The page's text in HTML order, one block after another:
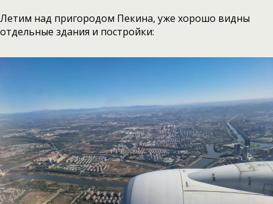
Летим над пригородом Пекина, уже хорошо видны
отдельные здания и постройки: